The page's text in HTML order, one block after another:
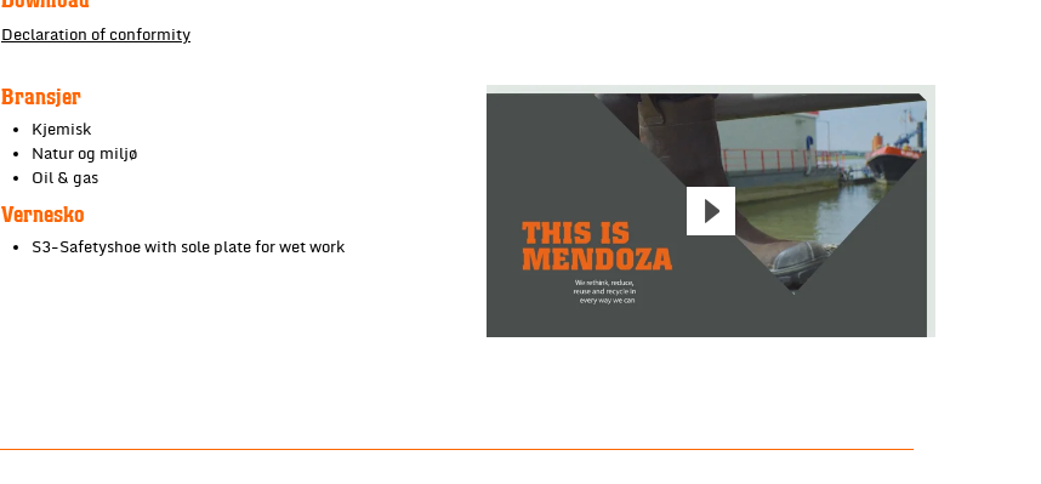
Declaration of conformity
Bransjer
Kjemisk
Natur og miljø
Oil & gas
Vernesko
S3-Safetyshoe with sole plate for wet work